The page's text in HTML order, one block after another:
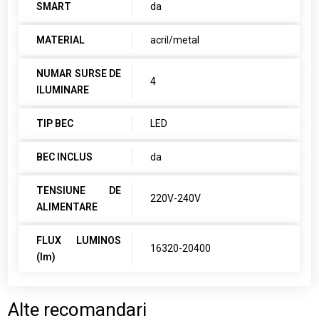
SMART da
MATERIAL acril/metal
NUMAR SURSE DE
ILUMINARE
4
TIP BEC LED
BEC INCLUS da
TENSIUNE DE
ALIMENTARE
220V-240V
FLUX LUMINOS
(lm)
16320-20400
Alte recomandari